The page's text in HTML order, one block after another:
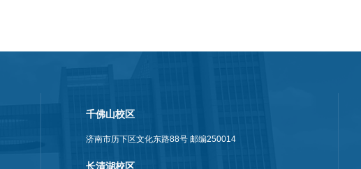
千佛山校区
济南市历下区文化东路88号 邮编250014
长清湖校区